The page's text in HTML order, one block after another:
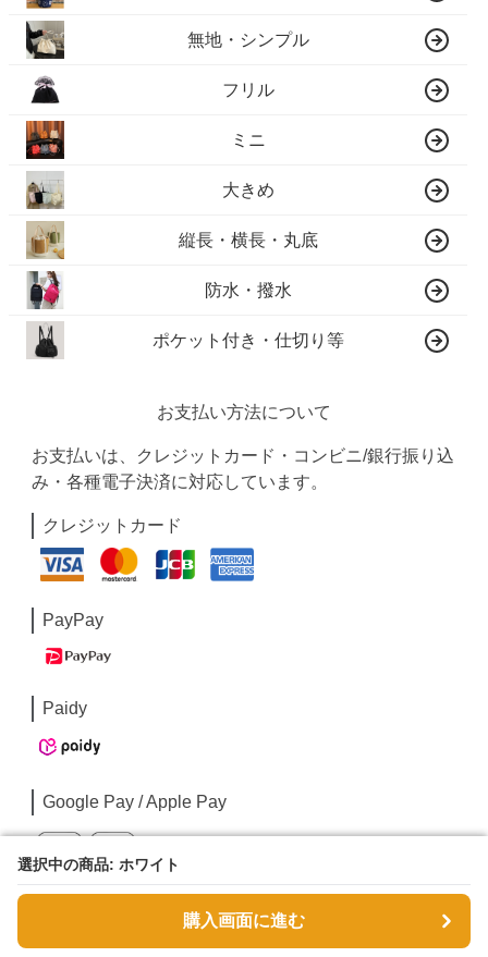
選択中の商品: ホワイト
購入画面に進む
選択中の商品: ホワイト
購入画面に進む
無地・シンプル
フリル
ミニ
大きめ
縦長・横長・丸底
防水・撥水
ポケット付き・仕切り等
お支払い方法について
お支払いは、クレジットカード・コンビニ/銀行振り込
み・各種電子決済に対応しています。
クレジットカード
PayPay
Paidy
Google Pay / Apple Pay